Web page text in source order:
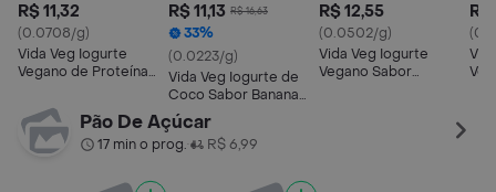
R$ 11,32
(0.0708/g)
Vida Veg Iogurte
Vegano de Proteína
R$ 11,13 R$ 16,63
33%
(0.0223/g)
Vida Veg Iogurte de
Coco Sabor Banana
Mamão e Maçã
R$ 12,55
(0.0502/g)
Vida Veg Iogurte
Vegano Sabor
R$
Vida
Pão De Açúcar
17 min o prog.• R$ 6,99